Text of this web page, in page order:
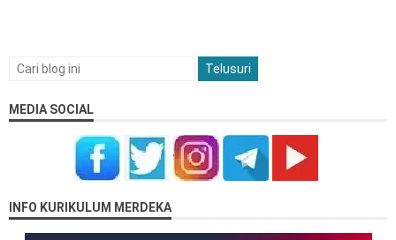
MEDIA SOCIAL
INFO KURIKULUM MERDEKA